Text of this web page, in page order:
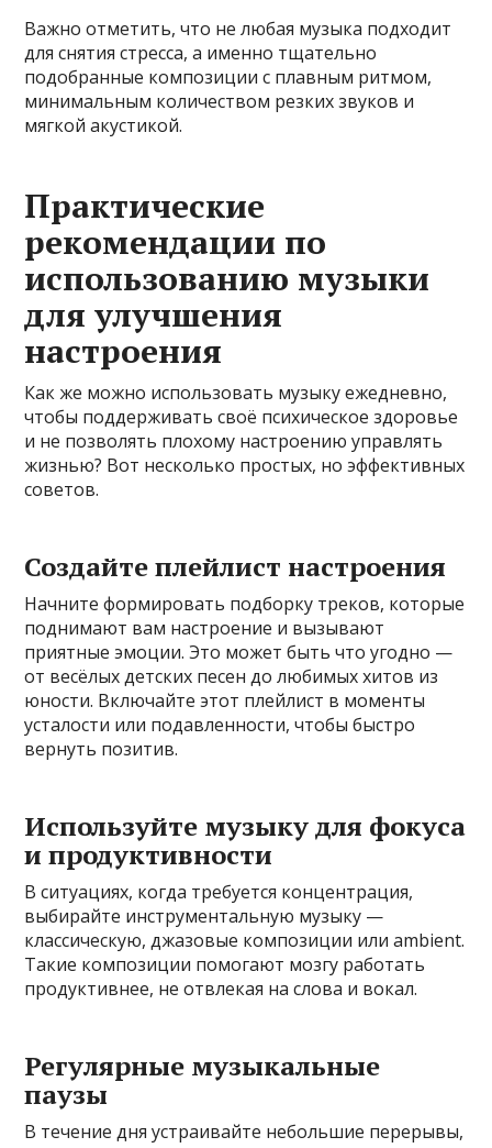
Важно отметить, что не любая музыка подходит
для снятия стресса, а именно тщательно
подобранные композиции с плавным ритмом,
минимальным количеством резких звуков и
мягкой акустикой.
Практические
рекомендации по
использованию музыки
для улучшения
настроения
Как же можно использовать музыку ежедневно,
чтобы поддерживать своё психическое здоровье
и не позволять плохому настроению управлять
жизнью? Вот несколько простых, но эффективных
советов.
Создайте плейлист настроения
Начните формировать подборку треков, которые
поднимают вам настроение и вызывают
приятные эмоции. Это может быть что угодно —
от весёлых детских песен до любимых хитов из
юности. Включайте этот плейлист в моменты
усталости или подавленности, чтобы быстро
вернуть позитив.
Используйте музыку для фокуса
и продуктивности
В ситуациях, когда требуется концентрация,
выбирайте инструментальную музыку —
классическую, джазовые композиции или ambient.
Такие композиции помогают мозгу работать
продуктивнее, не отвлекая на слова и вокал.
Регулярные музыкальные
паузы
В течение дня устраивайте небольшие перерывы,